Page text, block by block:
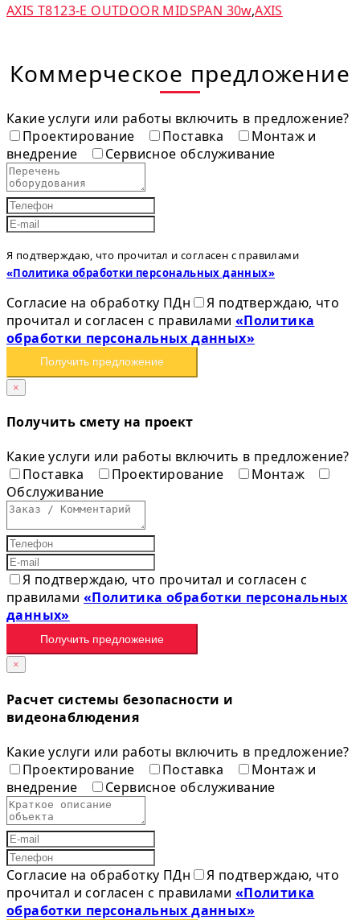
AXIS T8123-E OUTDOOR MIDSPAN 30w,AXIS
Коммерческое предложение
Какие услуги или работы включить в предложение?
Проектирование
Поставка
Монтаж и
внедрение
Сервисное обслуживание
Я подтверждаю, что прочитал и согласен с правилами
«Политика обработки персональных данных»
Согласие на обработку ПДн
Я подтверждаю, что
прочитал и согласен с правилами «Политика
обработки персональных данных»
Получить предложение
×
Получить смету на проект
Какие услуги или работы включить в предложение?
Поставка
Проектирование
Монтаж
Обслуживание
Я подтверждаю, что прочитал и согласен с
правилами«Политика обработки персональных
данных»
Получить предложение
×
Расчет системы безопасности и
видеонаблюдения
Какие услуги или работы включить в предложение?
Проектирование
Поставка
Монтаж и
внедрение
Сервисное обслуживание
Согласие на обработку ПДн
Я подтверждаю, что
прочитал и согласен с правилами «Политика
обработки персональных данных»